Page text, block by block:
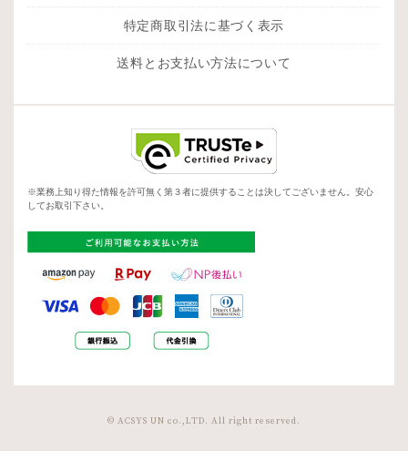
特定商取引法に基づく表示
送料とお支払い方法について
※業務上知り得た情報を許可無く第３者に提供することは決してございません。安心
してお取引下さい。
© ACSYS UN co.,LTD. All right reserved.